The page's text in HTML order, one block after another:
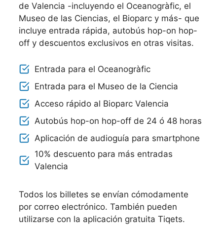
de Valencia -incluyendo el Oceanogràfic, el
Museo de las Ciencias, el Bioparc y más- que
incluye entrada rápida, autobús hop-on hop-
off y descuentos exclusivos en otras visitas.
Entrada para el Oceanogràfic
Entrada para el Museo de la Ciencia
Acceso rápido al Bioparc Valencia
Autobús hop-on hop-off de 24 ó 48 horas
Aplicación de audioguía para smartphone
10% descuento para más entradas
Valencia
Todos los billetes se envían cómodamente
por correo electrónico. También pueden
utilizarse con la aplicación gratuita Tiqets.